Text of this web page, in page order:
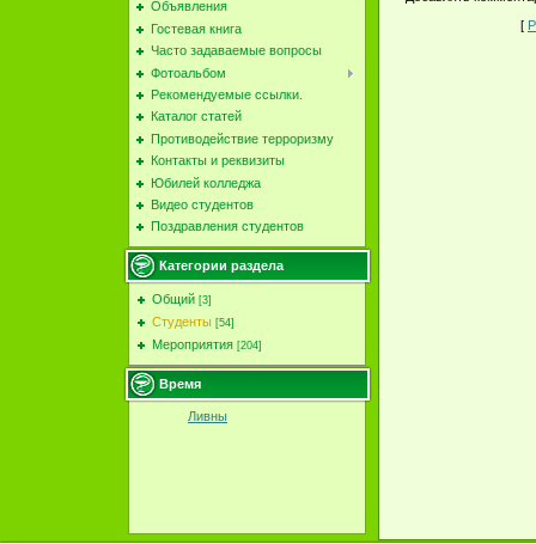
Объявления
Гостевая книга
Часто задаваемые вопросы
Фотоальбом
Рекомендуемые ссылки.
Каталог статей
Противодействие терроризму
Контакты и реквизиты
Юбилей колледжа
Видео студентов
Поздравления студентов
Категории раздела
Общий [3]
Студенты [54]
Мероприятия [204]
Время
Ливны
[